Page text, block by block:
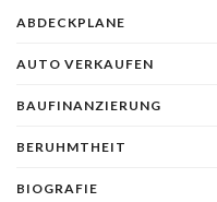
ABDECKPLANE
AUTO VERKAUFEN
BAUFINANZIERUNG
BERUHMTHEIT
BIOGRAFIE